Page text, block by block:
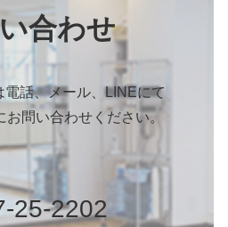
合わせ
電話、メール、LINEにて
問い合わせください。
25-2202